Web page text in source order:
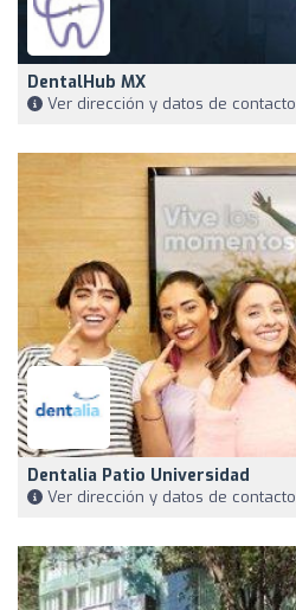
DentalHub MX
Ver dirección y datos de contacto
Dentalia Patio Universidad
Ver dirección y datos de contacto